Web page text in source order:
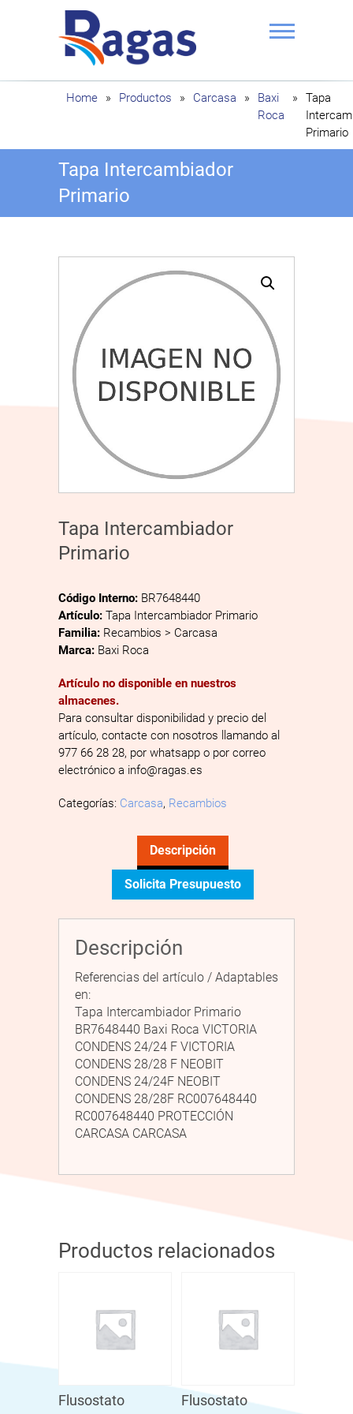
Ragas
Home » Productos » Carcasa »
Baxi
Roca
»
Tapa
Primario
Tapa Intercambiador
Primario
Tapa Intercambiador
Primario
Código Interno: BR7648440
Artículo: Tapa Intercambiador Primario
Familia: Recambios > Carcasa
Marca: Baxi Roca
Artículo no disponible en nuestros
almacenes.
Para consultar disponibilidad y precio del
artículo, contacte con nosotros llamando al
977 66 28 28, por whatsapp o por correo
electrónico a info@ragas.es
Categorías: Carcasa, Recambios
Descripción
Solicita Presupuesto
Descripción
Referencias del artículo / Adaptables
en:
Tapa Intercambiador Primario
BR7648440 Baxi Roca VICTORIA
CONDENS 24/24 F VICTORIA
CONDENS 28/28 F NEOBIT
CONDENS 24/24F NEOBIT
CONDENS 28/28F RC007648440
RC007648440 PROTECCIÓN
CARCASA CARCASA
Productos relacionados
Flusostato Flusostato